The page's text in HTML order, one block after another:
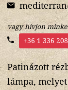
vagy hívjon
+36 1 336
Patinázott
lámpa,